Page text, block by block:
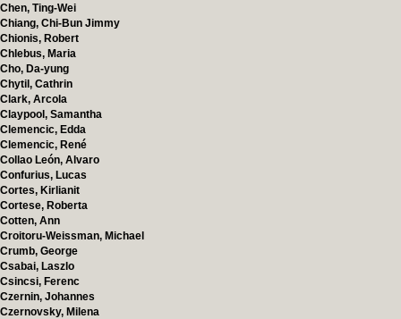
Chen, Ting-Wei
Chiang, Chi-Bun Jimmy
Chionis, Robert
Chlebus, Maria
Cho, Da-yung
Chytil, Cathrin
Clark, Arcola
Claypool, Samantha
Clemencic, Edda
Clemencic, René
Collao León, Alvaro
Confurius, Lucas
Cortes, Kirlianit
Cortese, Roberta
Cotten, Ann
Croitoru-Weissman, Michael
Crumb, George
Csabai, Laszlo
Csincsi, Ferenc
Czernin, Johannes
Czernovsky, Milena